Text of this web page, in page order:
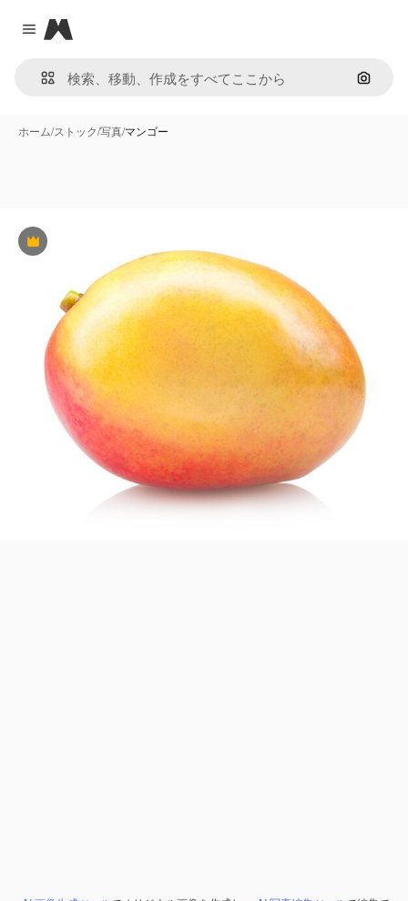
Close menu
Magnific
画像で
ホーム/ストック/写真/マンゴー
Premium